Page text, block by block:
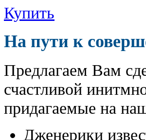
Купить
На пути к
Предлагаем Вам
счастливой
придагаемые на
Дженерики